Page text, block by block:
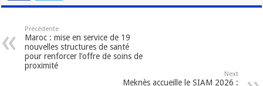
Précédente
Maroc : mise en service de 19
nouvelles structures de santé
pour renforcer l’offre de soins de
proximité
Next
Meknès accueille le SIAM 2026 :